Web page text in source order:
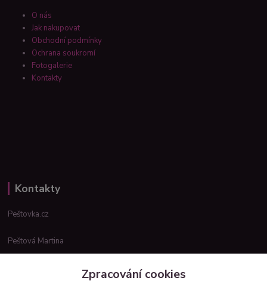
O nás
Jak nakupovat
Obchodní podmínky
Ochrana soukromí
Fotogalerie
Kontakty
Kontakty
Peštovka.cz
Peštová Martina
Zpracování cookies